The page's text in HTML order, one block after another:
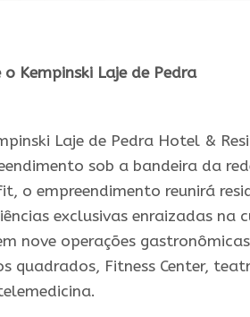
o Kempinski Laje de Pedra
Laje de Pedra Hotel &
sob a bandeira da
o empreendimento reunirá
exclusivas enraizadas
nove operações
quadrados, Fitness Center,